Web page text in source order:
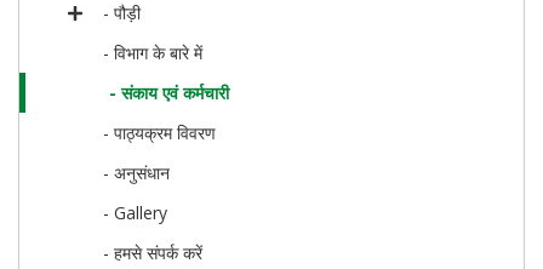
- पौड़ी
- विभाग के बारे में
- संकाय एवं कर्मचारी
- पाठ्यक्रम विवरण
- अनुसंधान
- Gallery
- हमसे संपर्क करें